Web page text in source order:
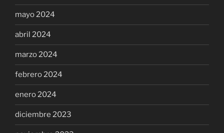
mayo 2024
abril 2024
marzo 2024
febrero 2024
enero 2024
diciembre 2023